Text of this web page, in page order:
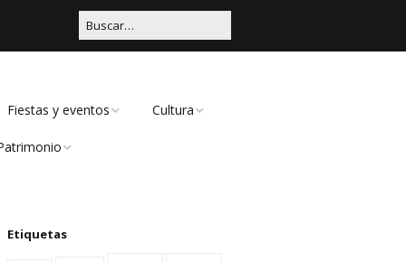
Fiestas y eventos
Carnaval
Feria
Cultura
Religioso
Etiquetas